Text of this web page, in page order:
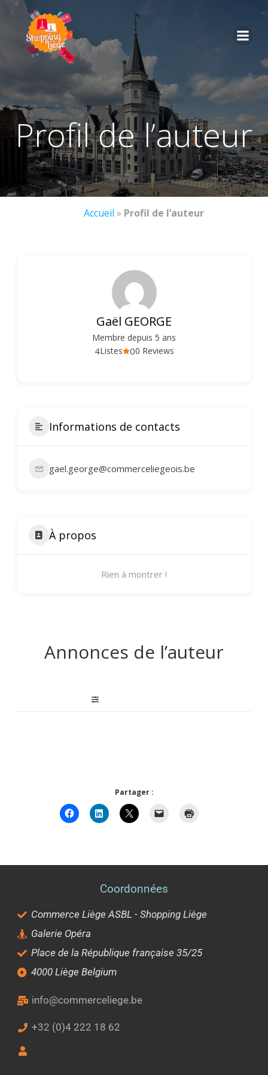
profil de l’auteur
Accueil » Profil de l’auteur
Gaël GEORGE
Membre depuis 5 ans
00 Reviews
4Listes
Informations de contacts
gael.george@commerceliegeois.be
À propos
Rien à montrer !
Annonces de l’auteur
Partager :
Coordonnées
Commerce Liège ASBL - Shopping Liège
Galerie Opéra
Place de la République française 35/25
4000 Liège Belgium
info@commerceliege.be
+32 (0)4 222 18 62